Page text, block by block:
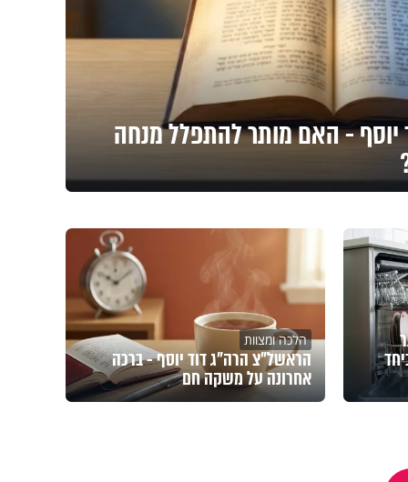
- האם מותר להתפלל מנחה
הלכה ומצוות
הראשל"צ הרה"ג דוד יוסף - ברכה
אחרונה על משקה חם